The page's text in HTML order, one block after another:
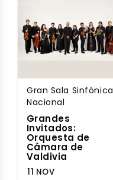
Gran Sala Sinfónica
Nacional
Grandes
Invitados:
Orquesta de
Cámara de
Valdivia
11 NOV